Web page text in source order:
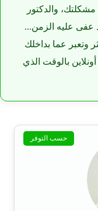
والدكتور
عفى عليه الزمن...
وتعبر عما بداخلك
بالوقت الذي
حسب التوفر